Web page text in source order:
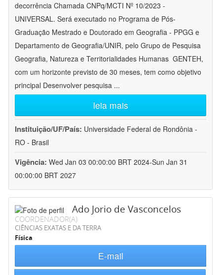
decorrência Chamada CNPq/MCTI Nº 10/2023 -
UNIVERSAL. Será executado no Programa de Pós-
Graduação Mestrado e Doutorado em Geografia - PPGG e
Departamento de Geografia/UNIR, pelo Grupo de Pesquisa
Geografia, Natureza e Territorialidades Humanas  GENTEH,
com um horizonte previsto de 30 meses, tem como objetivo
principal Desenvolver pesquisa ...
leia mais
Instituição/UF/País: Universidade Federal de Rondônia -
RO - Brasil
Vigência: Wed Jan 03 00:00:00 BRT 2024-Sun Jan 31
00:00:00 BRT 2027
Ado Jorio de Vasconcelos
COORDENADOR(A)
CIÊNCIAS EXATAS E DA TERRA
Física
E-mail